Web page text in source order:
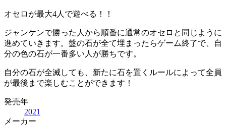
オセロが最大4人で遊べる！！
ジャンケンで勝った人から順番に通常のオセロと同じように
進めていきます。盤の石が全て埋まったらゲーム終了で、自
分の色の石が一番多い人が勝ちです。
自分の石が全滅しても、新たに石を置くルールによって全員
が最後まで楽しむことができます！
発売年
2021
メーカー